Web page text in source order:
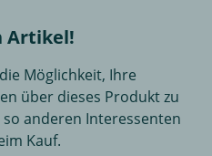
Artikel!
Möglichkeit, Ihre
über dieses Produkt zu
anderen Interessenten
Kauf.